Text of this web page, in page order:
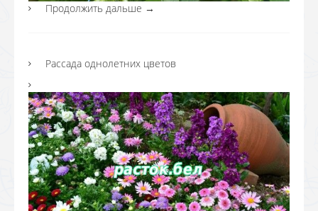
Продолжить дальше →
Рассада однолетних цветов